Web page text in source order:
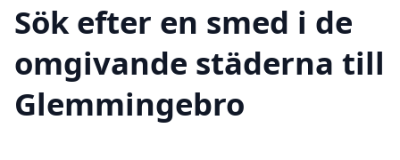
Sök efter en smed i de
omgivande städerna till
Glemmingebro